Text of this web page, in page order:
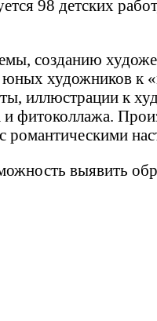
98 детских
созданию
художников к
иллюстрации к
фитоколлажа.
романтическими
выявить